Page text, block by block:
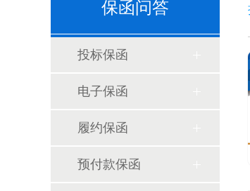
保函问答
投标保函
电子保函
履约保函
预付款保函